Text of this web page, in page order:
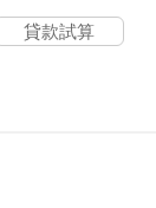
貸款試算